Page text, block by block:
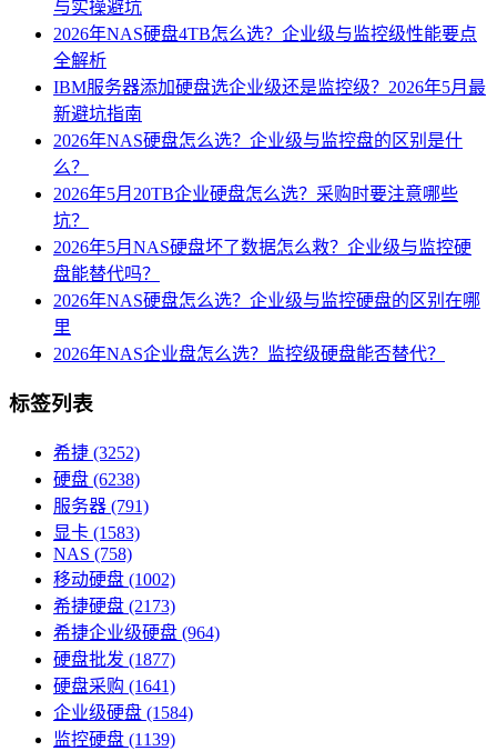
与实操避坑
2026年NAS硬盘4TB怎么选？企业级与监控级性能要点
全解析
IBM服务器添加硬盘选企业级还是监控级？2026年5月最
新避坑指南
2026年NAS硬盘怎么选？企业级与监控盘的区别是什
么？
2026年5月20TB企业硬盘怎么选？采购时要注意哪些
坑？
2026年5月NAS硬盘坏了数据怎么救？企业级与监控硬
盘能替代吗？
2026年NAS硬盘怎么选？企业级与监控硬盘的区别在哪
里
2026年NAS企业盘怎么选？监控级硬盘能否替代？
标签列表
希捷 (3252)
硬盘 (6238)
服务器 (791)
显卡 (1583)
NAS (758)
移动硬盘 (1002)
希捷硬盘 (2173)
希捷企业级硬盘 (964)
硬盘批发 (1877)
硬盘采购 (1641)
企业级硬盘 (1584)
监控硬盘 (1139)